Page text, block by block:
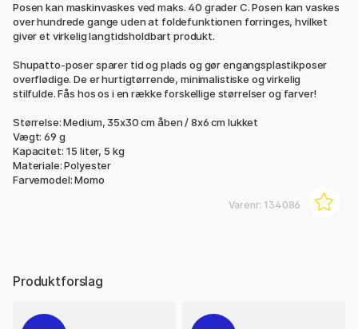
Posen kan maskinvaskes ved maks. 40 grader C. Posen kan vaskes
over hundrede gange uden at foldefunktionen forringes, hvilket
giver et virkelig langtidsholdbart produkt.
Shupatto-poser sparer tid og plads og gør engangsplastikposer
overflødige. De er hurtigtørrende, minimalistiske og virkelig
stilfulde. Fås hos os i en række forskellige størrelser og farver!
Størrelse: Medium, 35x30 cm åben / 8x6 cm lukket
Vægt: 69 g
Kapacitet: 15 liter, 5 kg
Materiale: Polyester
Farvemodel: Momo
Varenr: 134086
Produktforslag